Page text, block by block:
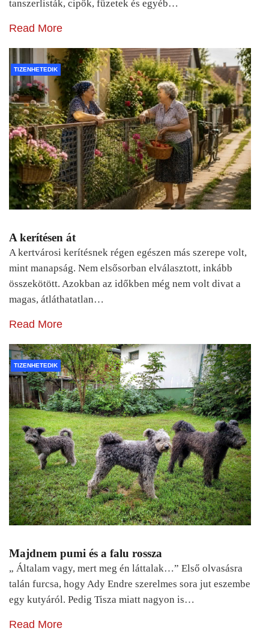
tanszerlisták, cipők, füzetek és egyéb…
Read More
TIZENHETEDIK
A kerítésen át
A kertvárosi kerítésnek régen egészen más szerepe volt,
mint manapság. Nem elsősorban elválasztott, inkább
összekötött. Azokban az időkben még nem volt divat a
magas, átláthatatlan…
Read More
TIZENHETEDIK
Majdnem pumi és a falu rossza
„ Általam vagy, mert meg én láttalak…” Első olvasásra
talán furcsa, hogy Ady Endre szerelmes sora jut eszembe
egy kutyáról. Pedig Tisza miatt nagyon is…
Read More